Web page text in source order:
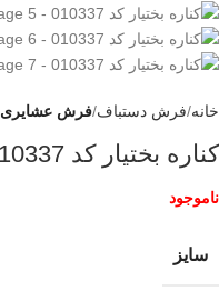
خانه فرش دستباف فرش عشایری
کناره بختیار کد 010337
ناموجود
سایز